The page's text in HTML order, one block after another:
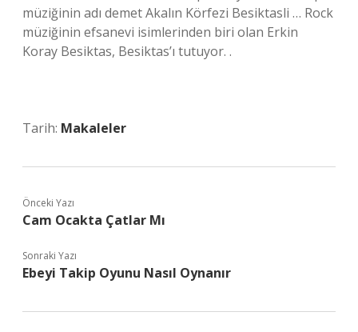
müziğinin adı demet Akalın Körfezi Besiktasli … Rock
müziğinin efsanevi isimlerinden biri olan Erkin
Koray Besiktas, Besiktas’ı tutuyor. .
Tarih: Makaleler
Önceki Yazı
Cam Ocakta Çatlar Mı
Sonraki Yazı
Ebeyi Takip Oyunu Nasıl Oynanır